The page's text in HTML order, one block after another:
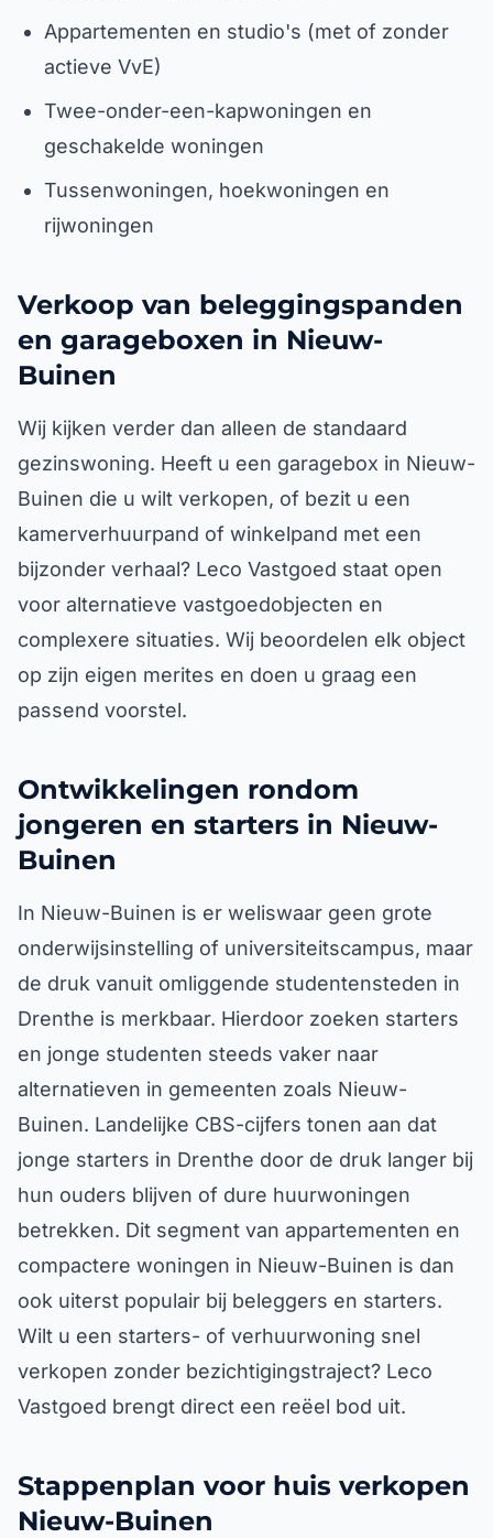
Appartementen en studio's (met of zonder
actieve VvE)
Twee-onder-een-kapwoningen en
geschakelde woningen
Tussenwoningen, hoekwoningen en
rijwoningen
Verkoop van beleggingspanden
en garageboxen in Nieuw-
Buinen
Wij kijken verder dan alleen de standaard
gezinswoning. Heeft u een garagebox in Nieuw-
Buinen die u wilt verkopen, of bezit u een
kamerverhuurpand of winkelpand met een
bijzonder verhaal? Leco Vastgoed staat open
voor alternatieve vastgoedobjecten en
complexere situaties. Wij beoordelen elk object
op zijn eigen merites en doen u graag een
passend voorstel.
Ontwikkelingen rondom
jongeren en starters in Nieuw-
Buinen
In Nieuw-Buinen is er weliswaar geen grote
onderwijsinstelling of universiteitscampus, maar
de druk vanuit omliggende studentensteden in
Drenthe is merkbaar. Hierdoor zoeken starters
en jonge studenten steeds vaker naar
alternatieven in gemeenten zoals Nieuw-
Buinen. Landelijke CBS-cijfers tonen aan dat
jonge starters in Drenthe door de druk langer bij
hun ouders blijven of dure huurwoningen
betrekken. Dit segment van appartementen en
compactere woningen in Nieuw-Buinen is dan
ook uiterst populair bij beleggers en starters.
Wilt u een starters- of verhuurwoning snel
verkopen zonder bezichtigingstraject? Leco
Vastgoed brengt direct een reëel bod uit.
Stappenplan voor huis verkopen
Nieuw-Buinen